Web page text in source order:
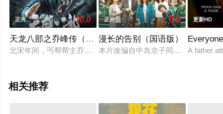
正片 10.0
天龙八部之乔峰传（粤语版）
北宋年间，丐帮帮主乔峰英雄侠义，受武林拥戴，却突遭指认
正片 5.0
漫长的告别（国语版）
本片改编自中岛京子同名小说，讲述
更新HD
A father
相关推荐